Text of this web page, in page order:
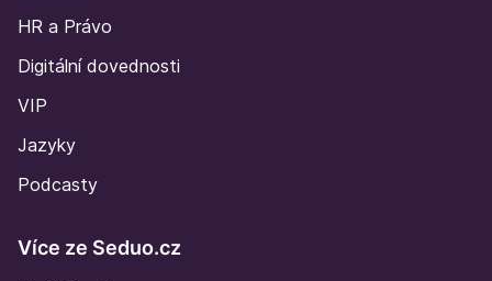
HR a Právo
Digitální dovednosti
VIP
Jazyky
Podcasty
Více ze Seduo.cz